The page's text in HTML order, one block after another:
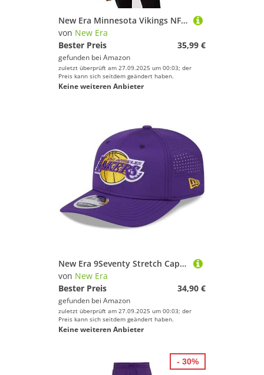
New Era Minnesota Vikings NFL Logo Oversized T-Shirt - XXL
von New Era
Bester Preis
35,99 €
gefunden bei Amazon
zuletzt überprüft am 27.09.2025 um 00:03; der
Preis kann sich seitdem geändert haben.
Keine weiteren Anbieter
New Era 9Seventy Stretch Cap Performance Los Angeles Lakers
von New Era
Bester Preis
34,90 €
gefunden bei Amazon
zuletzt überprüft am 27.09.2025 um 00:03; der
Preis kann sich seitdem geändert haben.
Keine weiteren Anbieter
- 30%